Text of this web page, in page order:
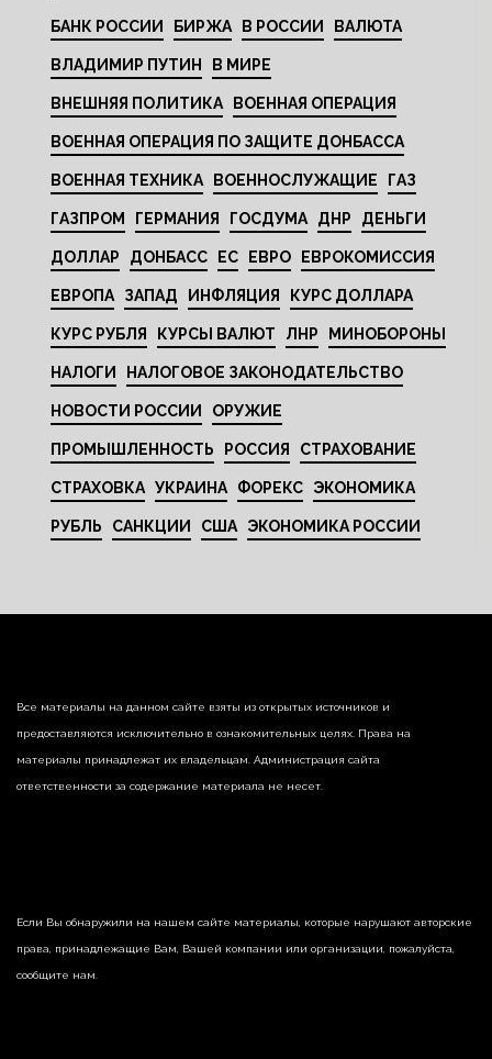
БАНК РОССИИ БИРЖА В РОССИИ ВАЛЮТА
ВЛАДИМИР ПУТИН В МИРЕ
ВНЕШНЯЯ ПОЛИТИКА ВОЕННАЯ ОПЕРАЦИЯ
ВОЕННАЯ ОПЕРАЦИЯ ПО ЗАЩИТЕ ДОНБАССА
ВОЕННАЯ ТЕХНИКА ВОЕННОСЛУЖАЩИЕ ГАЗ
ГАЗПРОМ ГЕРМАНИЯ ГОСДУМА ДНР ДЕНЬГИ
ДОЛЛАР ДОНБАСС ЕС ЕВРО ЕВРОКОМИССИЯ
ЕВРОПА ЗАПАД ИНФЛЯЦИЯ КУРС ДОЛЛАРА
КУРС РУБЛЯ КУРСЫ ВАЛЮТ ЛНР МИНОБОРОНЫ
НАЛОГИ НАЛОГОВОЕ ЗАКОНОДАТЕЛЬСТВО
НОВОСТИ РОССИИ ОРУЖИЕ
ПРОМЫШЛЕННОСТЬ РОССИЯ СТРАХОВАНИЕ
СТРАХОВКА УКРАИНА ФОРЕКС ЭКОНОМИКА
РУБЛЬ САНКЦИИ США ЭКОНОМИКА РОССИИ
Все материалы на данном сайте взяты из открытых источников и
предоставляются исключительно в ознакомительных целях. Права на
материалы принадлежат их владельцам. Администрация сайта
ответственности за содержание материала не несет.
Если Вы обнаружили на нашем сайте материалы, которые нарушают авторские
права, принадлежащие Вам, Вашей компании или организации, пожалуйста,
сообщите нам.